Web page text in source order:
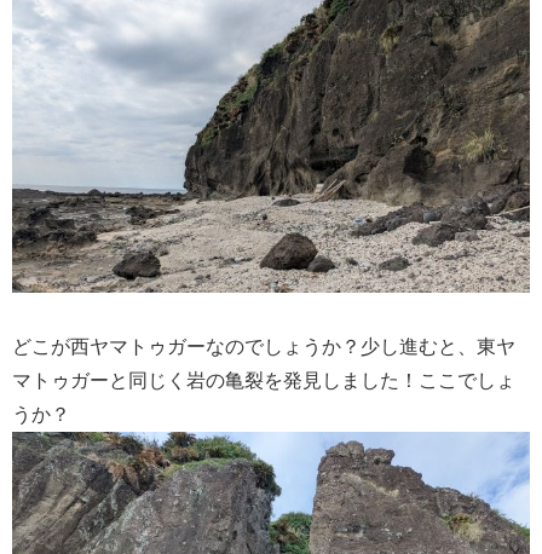
どこが西ヤマトゥガーなのでしょうか？少し進むと、東ヤ
マトゥガーと同じく岩の亀裂を発見しました！ここでしょ
うか？